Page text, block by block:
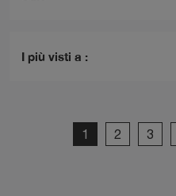
I più visti a :
1 2 3